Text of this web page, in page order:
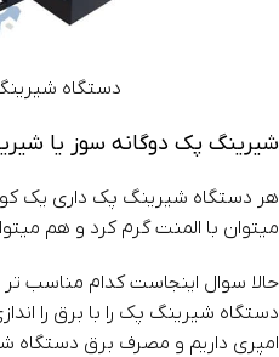
دستگاه
شیرینگ پک دوگانه سوز یا
هر دستگاه شیرینگ پک داری یک
میتوان با المنت گرم کرد و هم
حالا سوال اینجاست کدام مناسب